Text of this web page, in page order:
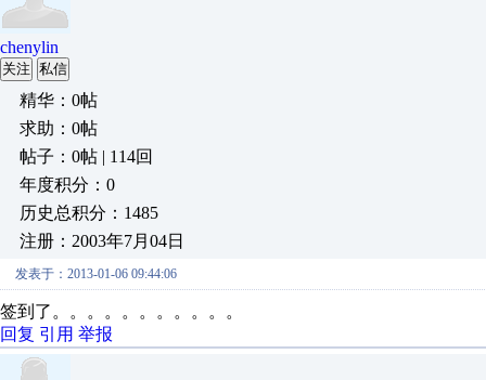
chenylin
关注 私信
精华：0帖
求助：0帖
帖子：0帖 | 114回
年度积分：0
历史总积分：1485
注册：2003年7月04日
发表于：2013-01-06 09:44:06
签到了。。。。。。。。。。。
回复 引用 举报